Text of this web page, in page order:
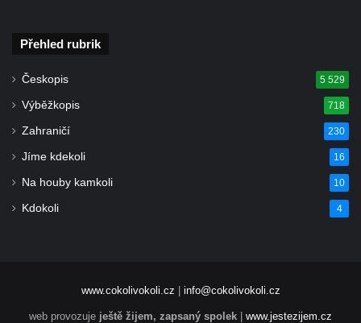
Touchovicích
Kaple u polní cesty východně od zámku v
Jimlíně
Kaple svatého Rocha na zvířecím hřbitově v
Kostel svaté Barbory v Otvicích
Přehled rubrik
Českopis 5 529
Výběžkopis 718
Zahraničí 230
Jíme kdekoli 16
Na houby kamkoli 10
Kdokoli 4
www.cokolivokoli.cz info@cokolivokoli.cz
web provozuje ještě žijem, zapsaný spolek www.jestezijem.cz